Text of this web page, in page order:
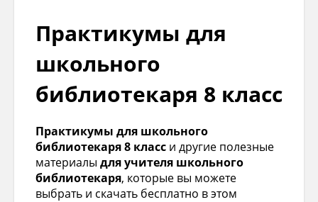
Практикумы для
школьного
библиотекаря 8 класс
Практикумы для школьного
библиотекаря 8 класс и другие полезные
материалы для учителя школьного
библиотекаря, которые вы можете
выбрать и скачать бесплатно в этом